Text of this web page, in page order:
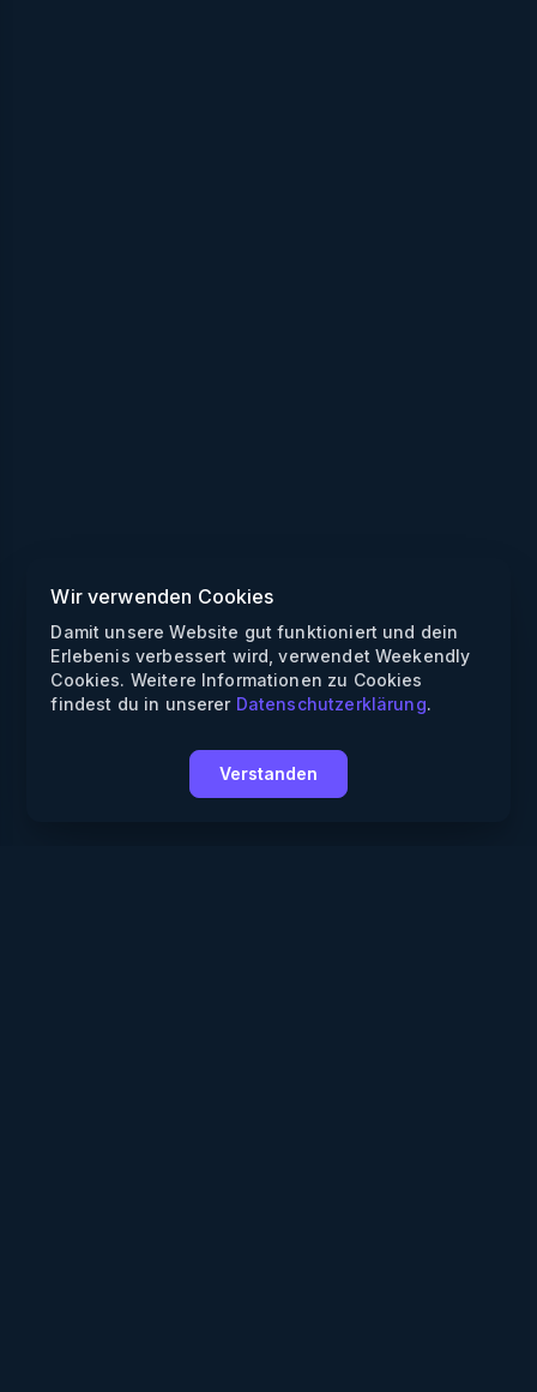
Wir verwenden Cookies
Damit unsere Website gut funktioniert und dein
Erlebenis verbessert wird, verwendet Weekendly
Cookies. Weitere Informationen zu Cookies
findest du in unserer Datenschutzerklärung.
Verstanden